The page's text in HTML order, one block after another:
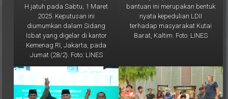
2025. Keputusan ini
diumumkan dalam Sidang
Isbat yang digelar di kantor
Kemenag RI, Jakarta, pada
Jumat (28/2). Foto: LINES
nyata kepedulian LDII
terhadap masyarakat Kutai
Barat, Kaltim. Foto: LINES